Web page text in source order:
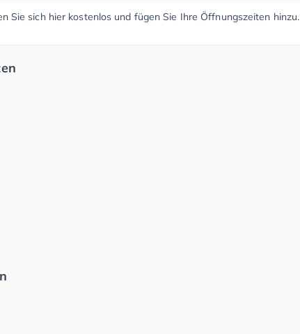
Sie sich hier kostenlos und fügen Sie Ihre Öffnungszeiten hinzu.